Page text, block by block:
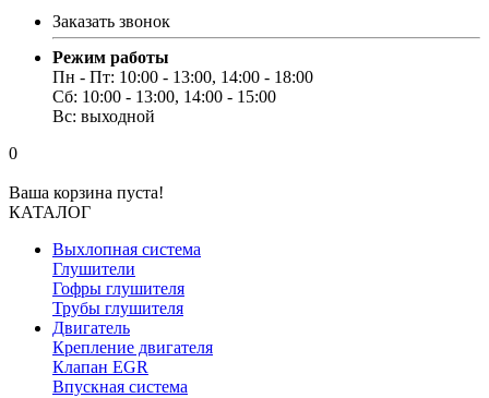
Заказать звонок
Режим работы
Пн - Пт: 10:00 - 13:00, 14:00 - 18:00
Сб: 10:00 - 13:00, 14:00 - 15:00
Вс: выходной
0
Ваша корзина пуста!
КАТАЛОГ
Выхлопная система
Глушители
Гофры глушителя
Трубы глушителя
Двигатель
Крепление двигателя
Клапан EGR
Впускная система